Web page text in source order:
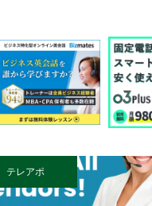
テレアポ